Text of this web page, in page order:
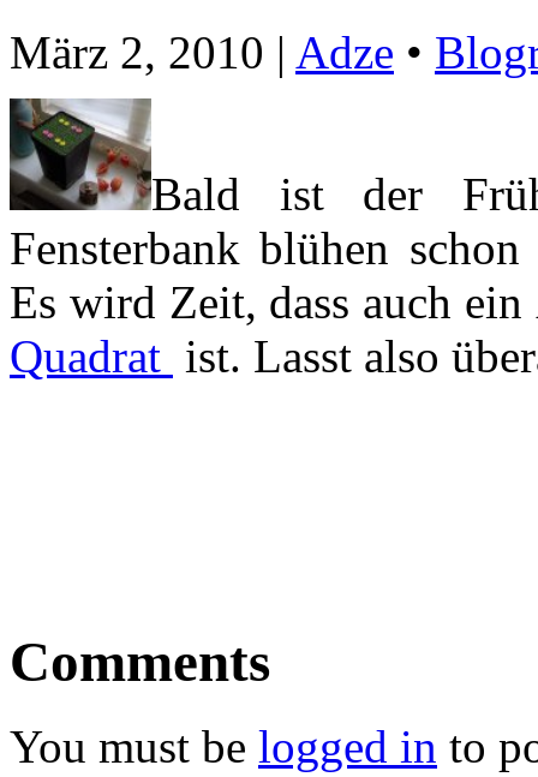
März 2, 2010 | Adze •
Bald ist der
Fensterbank blühen
Es wird Zeit, dass auch ein
Quadrat ist. Lasst also
Comments
You must be logged in to